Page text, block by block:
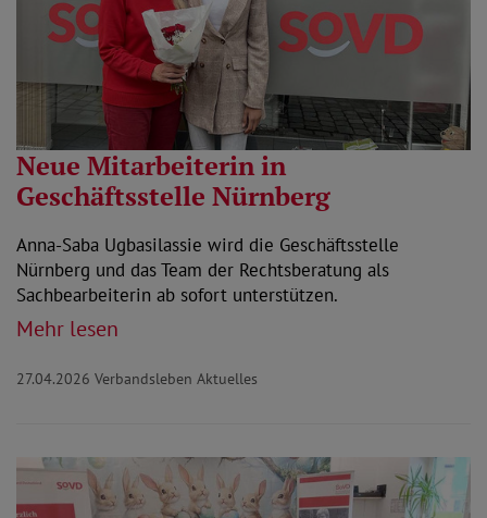
Neue Mitarbeiterin in
Geschäftsstelle Nürnberg
Anna-Saba Ugbasilassie wird die Geschäftsstelle
Nürnberg und das Team der Rechtsberatung als
Sachbearbeiterin ab sofort unterstützen.
Mehr lesen
27.04.2026 Verbandsleben Aktuelles